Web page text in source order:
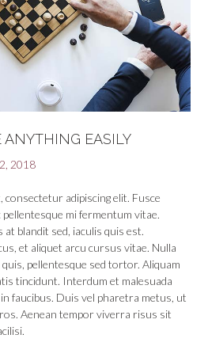
EASILY
2018
adipiscing elit. Fusce
mi fermentum vitae.
blandit sed, iaculis quis est.
et aliquet arcu cursus vitae. Nulla
pellentesque sed tortor. Aliquam
tincidunt. Interdum et malesuada
faucibus. Duis vel pharetra metus, ut
Aenean tempor viverra risus sit